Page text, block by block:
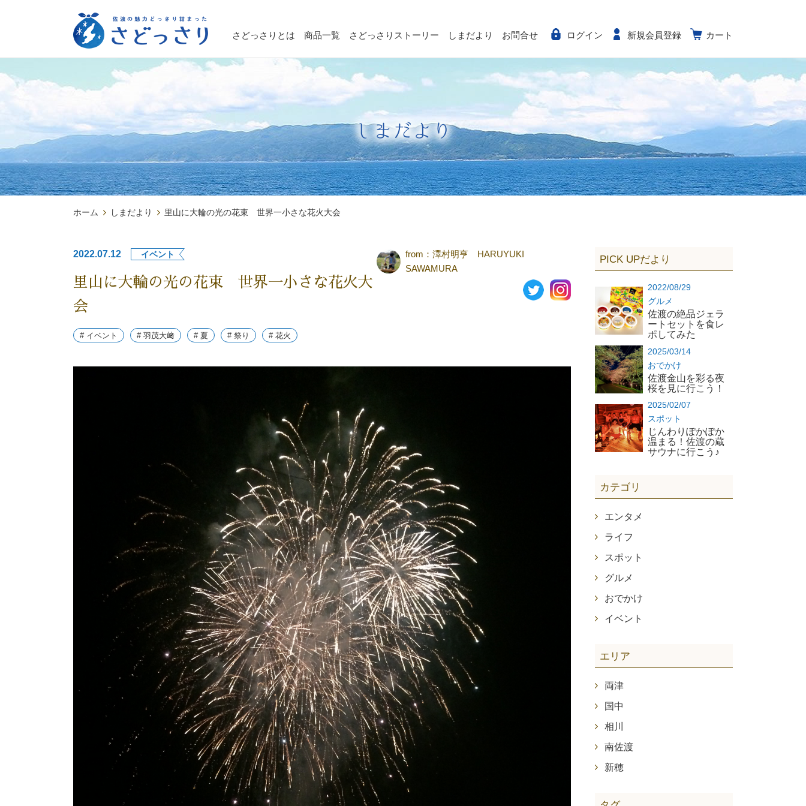
さどっさりとは 商品一覧 さどっさりストーリー しまだより お問合せ ログイン 新規会員登録 カート
ホーム しまだより 里山に大輪の光の花束 世界一小さな花火大会
2022.07.12 イベント
里山に大輪の光の花束 世界一小さな花火大
会
# イベント # 羽茂大﨑 # 夏 # 祭り # 花火
from： 澤村明亨 HARUYUKI
SAWAMURA
PICK UPだより
2022/08/29
グルメ
佐渡の絶品ジェラ
ートセットを食レ
ポしてみた
2025/03/14
おでかけ
佐渡金山を彩る夜
桜を見に行こう！
2025/02/07
スポット
じんわりぽかぽか
温まる！佐渡の蔵
サウナに行こう♪
カテゴリ
エンタメ
ライフ
スポット
グルメ
おでかけ
イベント
エリア
両津
国中
相川
南佐渡
新穂